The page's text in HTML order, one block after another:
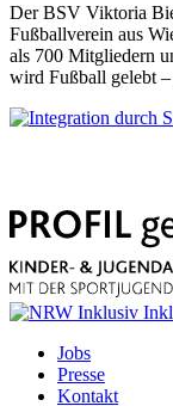
Der BSV Viktoria
Fußballverein aus
als 700 Mitgliedern
wird Fußball gelebt –
Jobs
Presse
Kontakt